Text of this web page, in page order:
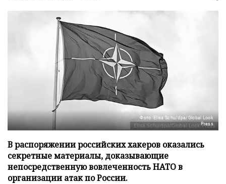
Фото: Elisa Schu/dpa/Global Look
Press
В распоряжении российских хакеров оказались
секретные материалы, доказывающие
непосредственную вовлеченность НАТО в
организации атак по России.